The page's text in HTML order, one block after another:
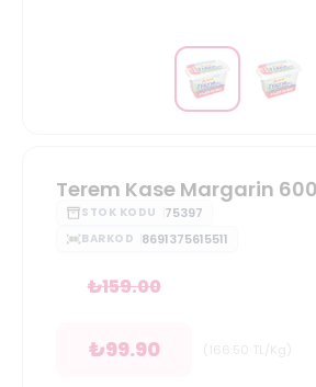
Terem Kase Margarin
STOK KODU 75397
BARKOD 8691375615511
₺159.00
₺99.90